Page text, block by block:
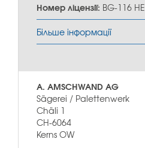
Номер ліцензії: BG-116 HE
Більше інформації
A. AMSCHWAND AG
Sägerei / Palettenwerk
Chäli 1
CH-6064
Kerns OW